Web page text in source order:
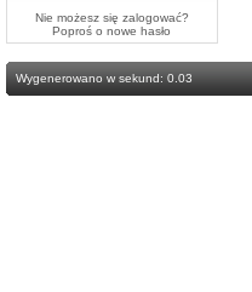
Nie możesz się zalogować?
Poproś onowe hasło
Wygenerowano w sekund: 0.03